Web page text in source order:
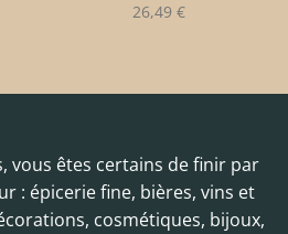
26,49 €
vous êtes certains de finir par
: épicerie fine, bières, vins et
cosmétiques, bijoux,